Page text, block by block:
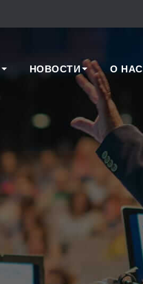
НОВОСТИ О НАС